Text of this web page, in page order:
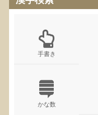
手書き
かな数